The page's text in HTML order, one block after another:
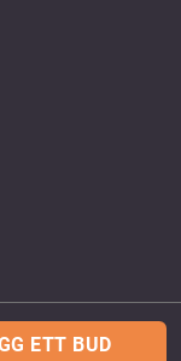
ETT BUD